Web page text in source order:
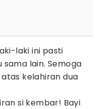
laki ini pasti
lain. Semoga
kelahiran dua
si kembar! Bayi